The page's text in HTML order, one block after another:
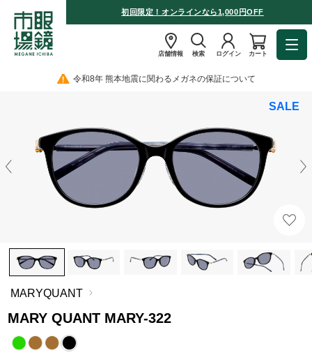
初回限定！オンラインなら1,000円OFF
店舗情報 検索 ログイン カート
令和8年 熊本地震に関わるメガネの保証について
SALE
MARYQUANT
MARY QUANT MARY-322